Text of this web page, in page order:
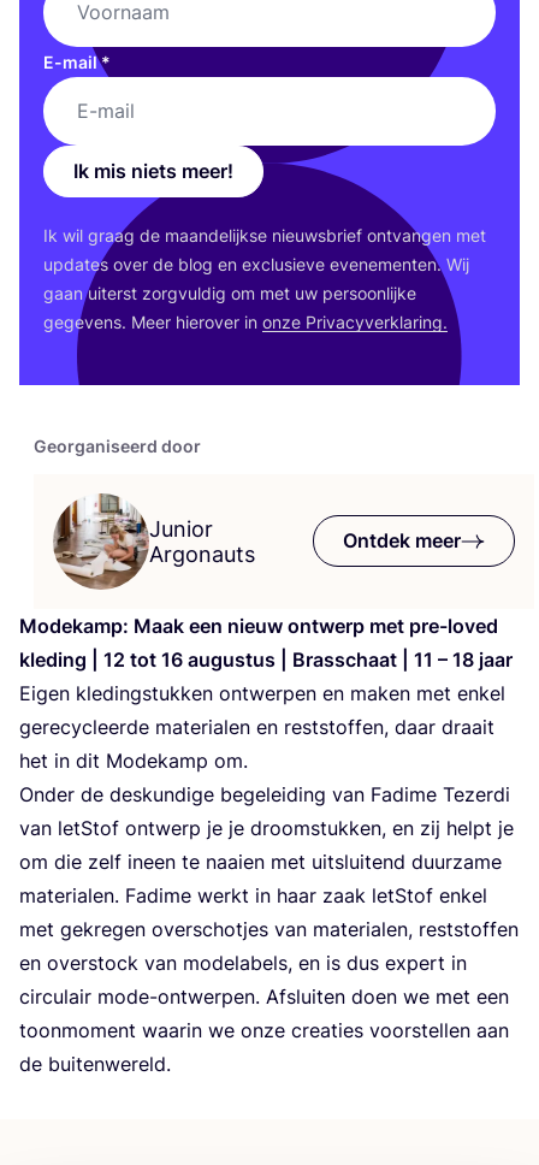
Georganiseerd door
Junior
Argonauts
Ontdek meer
Mode­kamp: Maak een nieuw ont­werp met pre-loved
kle­ding | 12 tot 16 augus­tus | Bras­schaat | 11 – 18 jaar
Eigen kle­ding­stuk­ken ont­wer­pen en maken met enkel
gere­cy­cleer­de mate­ri­a­len en rest­stof­fen, daar draait
het in dit Mode­kamp om.
Onder de des­kun­di­ge bege­lei­ding van Fadi­me Tezer­di
van letStof ont­werp je je droom­stuk­ken, en zij helpt je
om die zelf ineen te naai­en met uit­slui­tend duur­za­me
mate­ri­a­len. Fadi­me werkt in haar zaak letStof enkel
met gekre­gen over­schot­jes van mate­ri­a­len, rest­stof­fen
en over­stock van mode­la­bels, en is dus expert in
cir­cu­lair mode-ont­wer­pen. Afslui­ten doen we met een
toon­mo­ment waar­in we onze cre­a­ties voor­stel­len aan
de buitenwereld.
E-mail*
Ik mis niets meer!
Ik wil graag de maan­de­lijk­se nieuws­brief ont­van­gen met
upda­tes over de blog en exclu­sie­ve eve­ne­men­ten. Wij
gaan uiterst zorg­vul­dig om met uw per­soon­lij­ke
gege­vens. Meer hier­over in onze Pri­va­cy­ver­kla­ring.